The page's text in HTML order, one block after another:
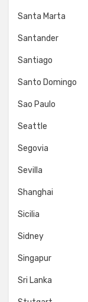
Santa Marta
Santander
Santiago
Santo Domingo
Sao Paulo
Seattle
Segovia
Sevilla
Shanghai
Sicilia
Sidney
Singapur
Sri Lanka